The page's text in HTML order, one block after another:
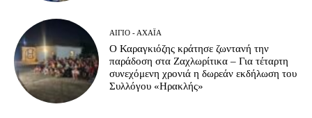
ΑΊΓΙΟ - ΑΧΑΪ́Α
Ο Καραγκιόζης κράτησε ζωντανή την
παράδοση στα Ζαχλωρίτικα – Για τέταρτη
συνεχόμενη χρονιά η δωρεάν εκδήλωση του
Συλλόγου «Ηρακλής»